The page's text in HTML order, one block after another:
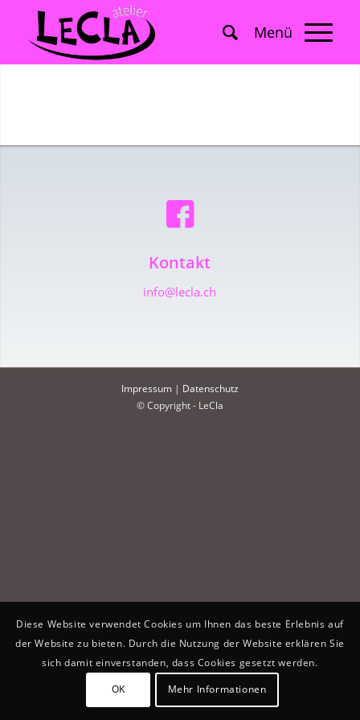
Kontakt
info@lecla.ch
Impressum| Datenschutz
© Copyright - LeCla
Diese Website verwendet Cookies um Ihnen das beste Erlebnis auf
der Website zu bieten. Durch die Nutzung der Website erklären Sie
sich damit einverstanden, dass Cookies gesetzt werden.
OK
Mehr Informationen